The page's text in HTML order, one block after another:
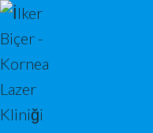
Skip
to
content